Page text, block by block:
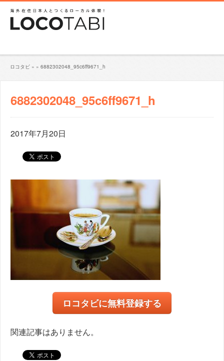
ロコタビ » » 6882302048_95c6ff9671_h
6882302048_95c6ff9671_h
2017年7月20日
ロコタビに無料登録する
関連記事はありません。